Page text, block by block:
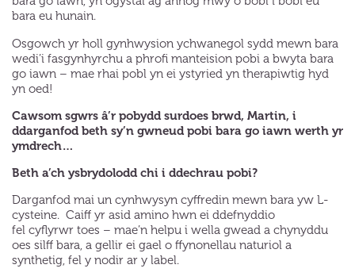
bara eu hunain.
Osgowch yr holl gynhwysion ychwanegol sydd mewn bara
wedi’i fasgynhyrchu a phrofi manteision pobi a bwyta bara
go iawn – mae rhai pobl yn ei ystyried yn therapiwtig hyd
yn oed!
Cawsom sgwrs â’r pobydd surdoes brwd, Martin, i
ddarganfod beth sy’n gwneud pobi bara go iawn werth yr
ymdrech…
Beth a’ch ysbrydolodd chi i ddechrau pobi?
Darganfod mai un cynhwysyn cyffredin mewn bara yw L-
cysteine. Caiff yr asid amino hwn ei ddefnyddio
fel cyflyrwr toes – mae’n helpu i wella gwead a chynyddu
oes silff bara, a gellir ei gael o ffynonellau naturiol a
synthetig, fel y nodir ar y label.